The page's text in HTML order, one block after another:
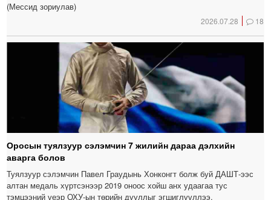
(Мессид зориулав)
2026.07.28 18
Оросын туялзуур сэлэмчин 7 жилийн дараа дэлхийн
аварга болов
Туялзуур сэлэмчин Павел Граудынь Хонконгт болж буй ДАШТ-ээс
алтан медаль хүртсэнээр 2019 оноос хойш анх удаагаа тус
тэмцээний үеэр ОХУ-ын төрийн дууллыг эгшиглүүллээ.